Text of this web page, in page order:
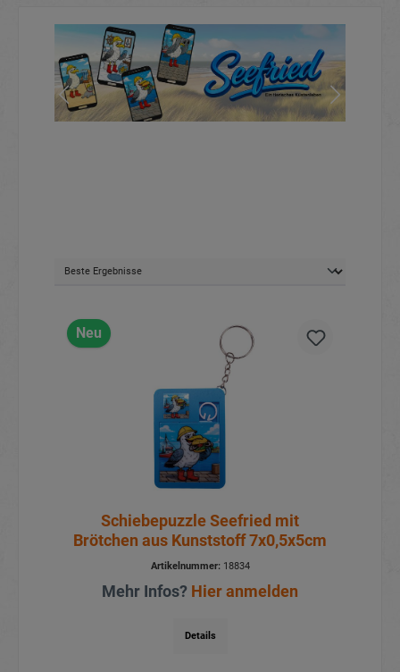
Neu
Schiebepuzzle Seefried mit
Brötchen aus Kunststoff 7x0,5x5cm
Artikelnummer:18834
Mehr Infos? Hier anmelden
Details